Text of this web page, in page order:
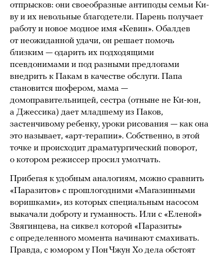
отпрысков: они своеобразные антиподы семьи Ки-
ву и их невольные благодетели. Парень получает
работу и новое модное имя «Кевин». Обалдев
от неожиданной удачи, он решает помочь
близким — одарить их подходящими
псевдонимами и под разными предлогами
внедрить к Пакам в качестве обслуги. Папа
становится шофером, мама —
домоправительницей, сестра (отныне не Ки-юн,
а Джессика) дает младшему из Паков,
застенчивому ребенку, уроки рисования — как она
это называет, «арт-терапии». Собственно, в этой
точке и происходит драматургический поворот,
о котором режиссер просил умолчать.
Прибегая к удобным аналогиям, можно сравнить
«Паразитов» с прошлогодними «Магазинными
воришками», из которых специальным насосом
выкачали доброту и гуманность. Или с «Еленой»
Звягинцева, на сиквел которой «Паразиты»
с определенного момента начинают смахивать.
Правда, с юмором у Пон Чжун Хо дела обстоят